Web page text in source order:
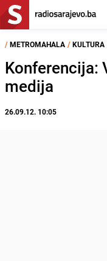
/ METROMAHALA / KULTURA
Konferencija:
medija
26.09.12. 10:05